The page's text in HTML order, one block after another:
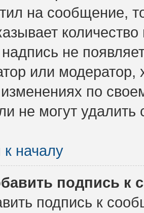
на сообщение,
не
или модератор,
по
не могут
к началу
подпись к
подпись к